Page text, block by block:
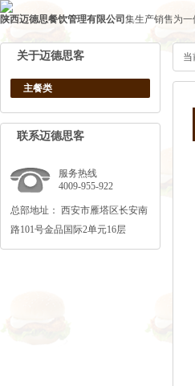
陕西迈德思餐饮管理有限公司 集生产销售为
关于迈德思客
主餐类
联系迈德思客
服务热线
4009-955-922
总部地址： 西安市雁塔区长安南
路101号金品国际2单元16层
当